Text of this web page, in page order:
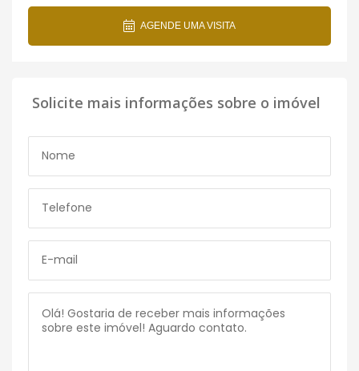
AGENDE UMA VISITA
Solicite mais informações sobre o imóvel